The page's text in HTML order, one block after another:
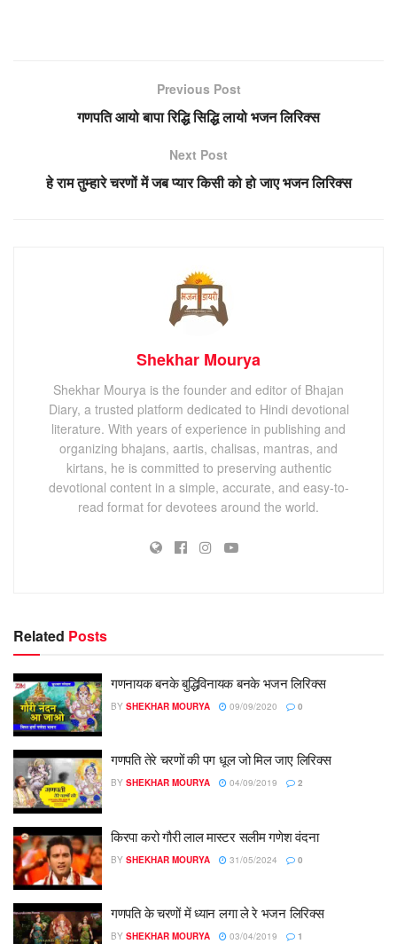
Previous Post
गणपति आयो बापा रिद्धि सिद्धि लायो भजन लिरिक्स
Next Post
हे राम तुम्हारे चरणों में जब प्यार किसी को हो जाए भजन लिरिक्स
Shekhar Mourya
Shekhar Mourya is the founder and editor of Bhajan
Diary, a trusted platform dedicated to Hindi devotional
literature. With years of experience in publishing and
organizing bhajans, aartis, chalisas, mantras, and
kirtans, he is committed to preserving authentic
devotional content in a simple, accurate, and easy-to-
read format for devotees around the world.
Related Posts
गणनायक बनके बुद्धिविनायक बनके भजन लिरिक्स
BY SHEKHAR MOURYA 09/09/2020 0
गणपति तेरे चरणों की पग धूल जो मिल जाए लिरिक्स
BY SHEKHAR MOURYA 04/09/2019 2
किरपा करो गौरी लाल मास्टर सलीम गणेश वंदना
BY SHEKHAR MOURYA 31/05/2024 0
गणपति के चरणों में ध्यान लगा ले रे भजन लिरिक्स
BY SHEKHAR MOURYA 03/04/2019 1